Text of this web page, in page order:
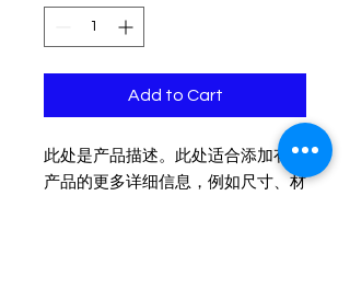
Add to Cart
此处是产品描述。此处适合添加有关
产品的更多详细信息，例如尺寸、材